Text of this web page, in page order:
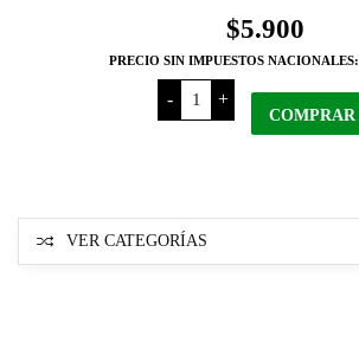
$5.900
PRECIO SIN IMPUESTOS NACIONALES:
-
Orieta
Membrillo
350
+
COMPRAR
VER CATEGORÍAS